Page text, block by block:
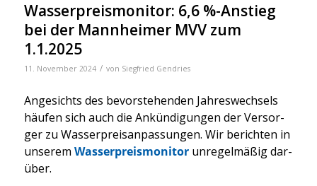
Wasserpreismonitor: 6,6 %-Anstieg
bei der Mannheimer MVV zum
1.1.2025
11. November 2024 / von Siegfried Gendries
Ange­sichts des bevor­ste­hen­den Jah­res­wech­sels
häu­fen sich auch die Ankün­di­gun­gen der Ver­sor­
ger zu Was­ser­preis­an­pas­sun­gen. Wir berich­ten in
unse­rem Was­ser­preis­mo­ni­torunre­gel­mä­ßig dar­
über.